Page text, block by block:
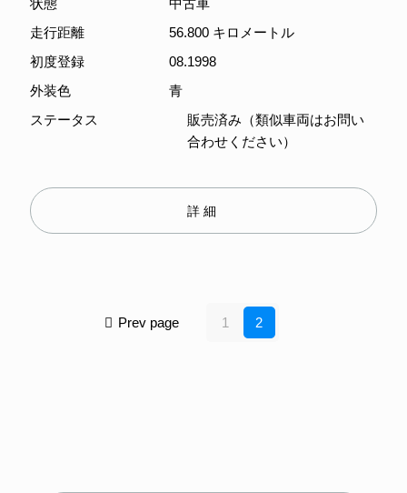
状態
中古車
走行距離
56.800 キロメートル
初度登録
08.1998
外装色
青
ステータス
販売済み（類似車両はお問い
合わせください）
詳細
Prev page 1 2